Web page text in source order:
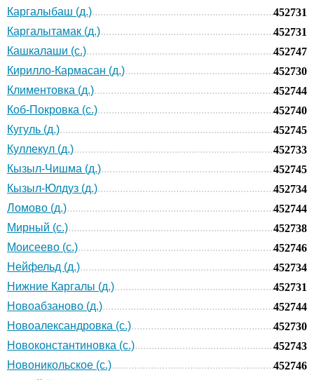
Каргалыбаш (д.)
452731
Каргалытамак (д.)
452731
Кашкалаши (с.)
452747
Кирилло-Кармасан (д.)
452730
Климентовка (д.)
452744
Коб-Покровка (с.)
452740
Кугуль (д.)
452745
Куллекул (д.)
452733
Кызыл-Чишма (д.)
452745
Кызыл-Юлдуз (д.)
452734
Ломово (д.)
452744
Мирный (с.)
452738
Моисеево (с.)
452746
Нейфельд (д.)
452734
Нижние Каргалы (д.)
452731
Новоабзаново (д.)
452744
Новоалександровка (с.)
452730
Новоконстантиновка (с.)
452743
Новоникольское (с.)
452746